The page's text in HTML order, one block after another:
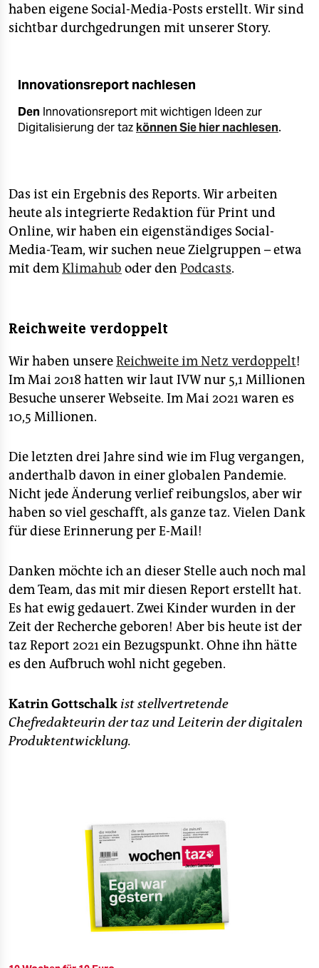
haben eigene Social-Media-Posts erstellt. Wir sind
sichtbar durchgedrungen mit unserer Story.
Innovationsreport nachlesen
Den Innovationsreport mit wichtigen Ideen zur
Digitalisierung der taz können Sie hier nachlesen.
Das ist ein Ergebnis des Reports. Wir arbeiten
heute als integrierte Redaktion für Print und
Online, wir haben ein eigenständiges Social-
Media-Team, wir suchen neue Zielgruppen – etwa
mit demKlimahub oder den Podcasts.
Reichweite verdoppelt
Wir haben unsereReichweite im Netz verdoppelt!
Im Mai 2018 hatten wir laut IVW nur 5,1 Millionen
Besuche unserer Webseite. Im Mai 2021 waren es
10,5 Millionen.
Die letzten drei Jahre sind wie im Flug vergangen,
anderthalb davon in einer globalen Pandemie.
Nicht jede Änderung verlief reibungslos, aber wir
haben so viel geschafft, als ganze taz. Vielen Dank
für diese Erinnerung per E-Mail!
Danken möchte ich an dieser Stelle auch noch mal
dem Team, das mit mir diesen Report erstellt hat.
Es hat ewig gedauert. Zwei Kinder wurden in der
Zeit der Recherche geboren! Aber bis heute ist der
taz Report 2021 ein Bezugspunkt. Ohne ihn hätte
es den Aufbruch wohl nicht gegeben.
Katrin Gottschalk ist stellvertretende
Chefredakteurin der taz und Leiterin der digitalen
Produktentwicklung.